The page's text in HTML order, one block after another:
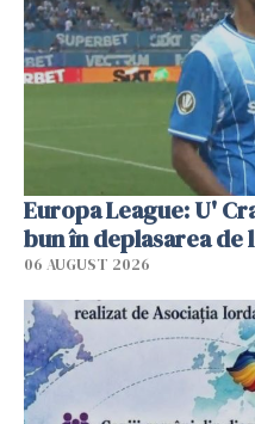
Europa League: U'
bun în deplasarea de
06 AUGUST 2026